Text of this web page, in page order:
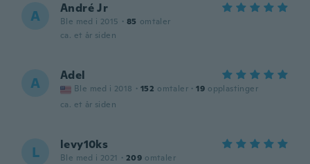
A André Jr
Ble med i 2015 · 85 omtaler
ca. et år siden
A Adel
Ble med i 2018 · 152 omtaler · 19 opplastinger
ca. et år siden
L levy10ks
Ble med i 2021 · 209 omtaler